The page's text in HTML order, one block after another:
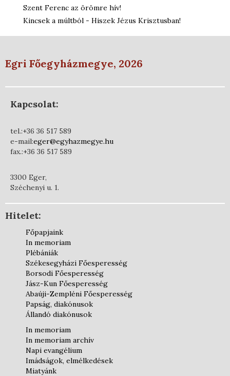
Szent Ferenc az örömre hív!
Kincsek a múltból - Hiszek Jézus Krisztusban!
Egri Főegyházmegye, 2026
Kapcsolat:
tel.:+36 36 517 589
e-mail:eger@egyhazmegye.hu
fax.:+36 36 517 589
3300 Eger,
Széchenyi u. 1.
Hitelet:
Főpapjaink
In memoriam
Plébániák
Székesegyházi Főesperesség
Borsodi Főesperesség
Jász-Kun Főesperesség
Abaúji-Zempléni Főesperesség
Papság, diakónusok
Állandó diakónusok
In memoriam
In memoriam archív
Napi evangélium
Imádságok, elmélkedések
Miatyánk